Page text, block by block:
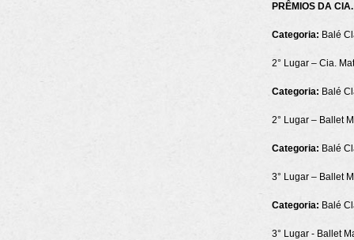
PRÊMIOS DA
Categoria: Balé
2° Lugar – Cia.
Categoria: Balé
2° Lugar – Ballet
Categoria: Balé
3° Lugar – Ballet
Categoria: Balé
3° Lugar - Ballet